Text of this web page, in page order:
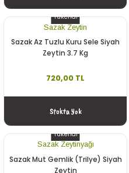
Tükendi
Sazak Zeytin
Sazak Az Tuzlu Kuru Sele Siyah
Zeytin 3.7 Kg
720,00 TL
Stokta Yok
Tükendi
Sazak Zeytinyağı
Sazak Mut Gemlik (Trilye) Siyah
Zeytin